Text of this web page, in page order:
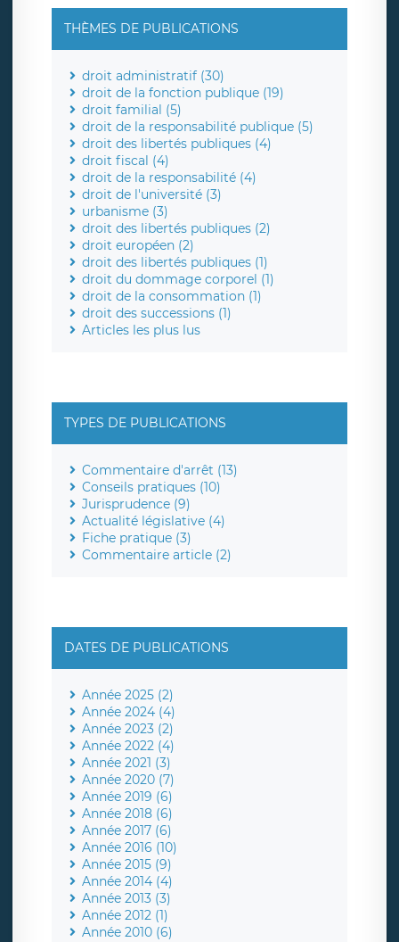
THÈMES DE PUBLICATIONS
droit administratif (30)
droit de la fonction publique (19)
droit familial (5)
droit de la responsabilité publique (5)
droit des libertés publiques (4)
droit fiscal (4)
droit de la responsabilité (4)
droit de l'université (3)
urbanisme (3)
droit des libertés publiques (2)
droit européen (2)
droit des libertés publiques (1)
droit du dommage corporel (1)
droit de la consommation (1)
droit des successions (1)
Articles les plus lus
TYPES DE PUBLICATIONS
Commentaire d'arrêt (13)
Conseils pratiques (10)
Jurisprudence (9)
Actualité législative (4)
Fiche pratique (3)
Commentaire article (2)
DATES DE PUBLICATIONS
Année 2025 (2)
Année 2024 (4)
Année 2023 (2)
Année 2022 (4)
Année 2021 (3)
Année 2020 (7)
Année 2019 (6)
Année 2018 (6)
Année 2017 (6)
Année 2016 (10)
Année 2015 (9)
Année 2014 (4)
Année 2013 (3)
Année 2012 (1)
Année 2010 (6)